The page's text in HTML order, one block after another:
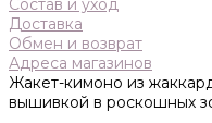
Состав и уход
Доставка
Обмен и возврат
Адреса магазинов
Жакет-кимоно из
вышивкой в роскошных